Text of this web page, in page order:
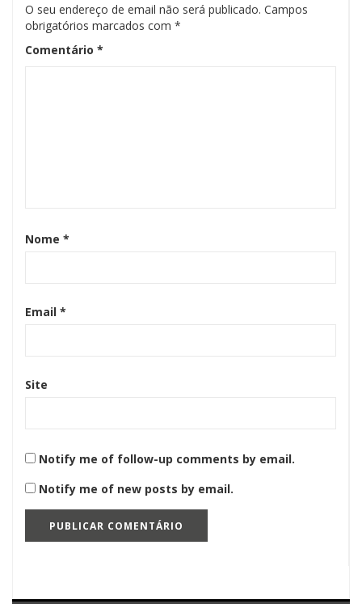
O seu endereço de email não será publicado. Campos
obrigatórios marcados com *
Comentário *
Nome *
Email *
Site
Notify me of follow-up comments by email.
Notify me of new posts by email.